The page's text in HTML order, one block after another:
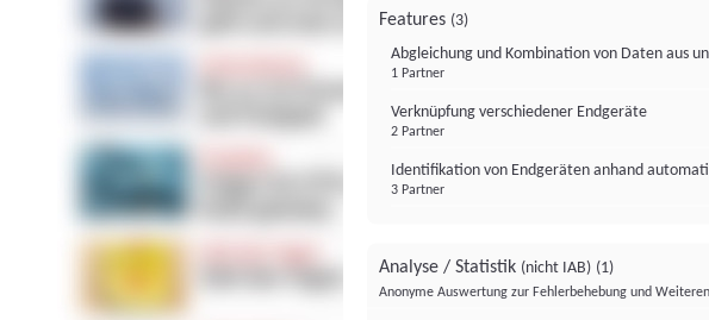
Features (3)
Abgleichung und Kombination von Daten aus
1 Partner
Verknüpfung verschiedener Endgeräte
2 Partner
Identifikation von Endgeräten anhand
3 Partner
Analyse / Statistik (nicht IAB) (1)
Anonyme Auswertung zur Fehlerbehebung und